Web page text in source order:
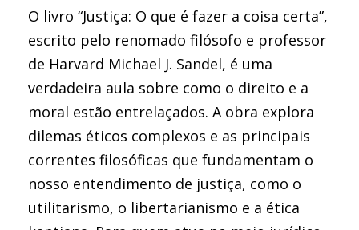
O livro “Justiça: O que é fazer a coisa certa”,
escrito pelo renomado filósofo e professor
de Harvard Michael J. Sandel, é uma
verdadeira aula sobre como o direito e a
moral estão entrelaçados. A obra explora
dilemas éticos complexos e as principais
correntes filosóficas que fundamentam o
nosso entendimento de justiça, como o
utilitarismo, o libertarianismo e a ética